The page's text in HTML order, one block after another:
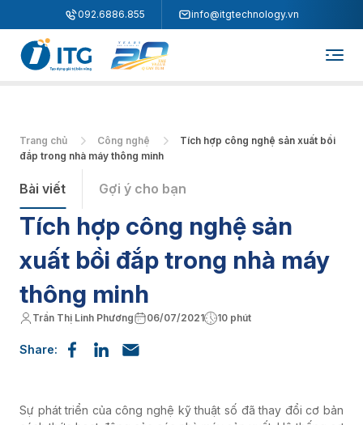
092.6886.855 info@itgtechnology.vn
Trang chủ Công nghệ
Tích hợp công nghệ sản xuất bồi
đắp trong nhà máy thông minh
Bài viết Gợi ý cho bạn
Tích hợp công nghệ sản
xuất bồi đắp trong nhà máy
thông minh
Trần Thị Linh Phương 06/07/2021 10 phút
Share:
Sự phát triển của công nghệ kỹ thuật số đã thay đổi cơ bản